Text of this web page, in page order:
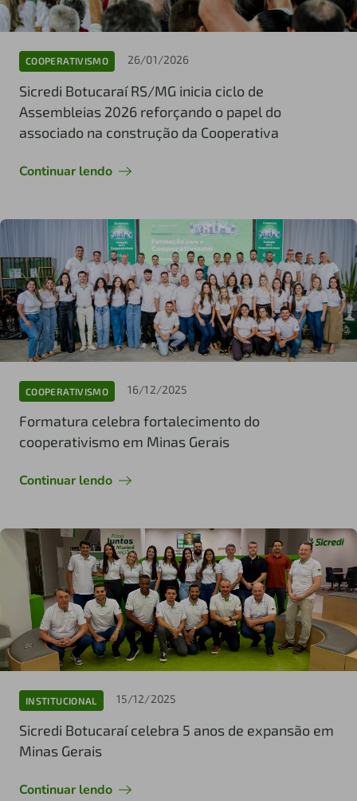
COOPERATIVISMO 26/01/2026
Sicredi Botucaraí RS/MG inicia ciclo de
Assembleias 2026 reforçando o papel do
associado na construção da Cooperativa
Continuar lendo
COOPERATIVISMO 16/12/2025
Formatura celebra fortalecimento do
cooperativismo em Minas Gerais
Continuar lendo
INSTITUCIONAL 15/12/2025
Sicredi Botucaraí celebra 5 anos de expansão em
Minas Gerais
Continuar lendo